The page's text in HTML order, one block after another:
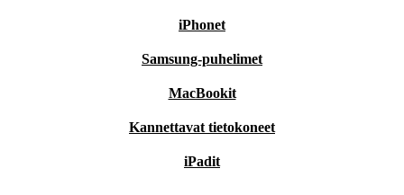
iPhonet
Samsung-puhelimet
MacBookit
Kannettavat tietokoneet
iPadit